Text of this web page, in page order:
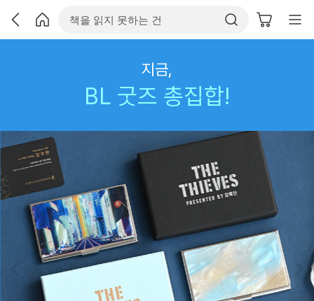
지금,
BL 굿즈 총집합!